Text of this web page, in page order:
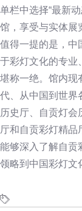
单栏中选择“最新
馆，享受与实体展
值得一提的是，中
于彩灯文化的专业
堪称一绝。馆内现
代、从中国到世界
历史厅、自贡灯
厅和自贡彩灯精品
能够深入了解自贡
领略到中国彩灯文